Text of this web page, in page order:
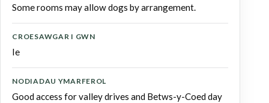
Some rooms may allow dogs by arrangement.
CROESAWGAR I GWN
Ie
NODIADAU YMARFEROL
Good access for valley drives and Betws-y-Coed day